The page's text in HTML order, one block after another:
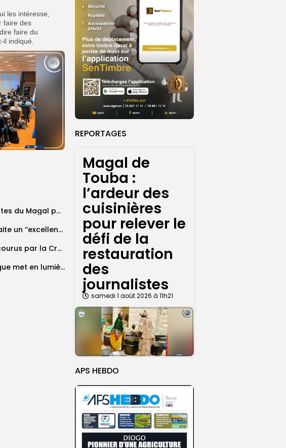
REPORTAGES
Magal de
Touba :
l’ardeur des
cuisinières
pour relever le
défi de la
restauration
des
journalistes
samedi 1 août 2026 à 11h21
APS HEBDO
les intéresse,
faire des
faire du
indiqué.
21 décès recensés sur les routes du Magal par les sapeurs-pompiers
Bassirou Diomaye Faye souhaite un ‘’excellent Magal’’ aux fidèles
Magal 2026 : 566 pèlerins secourus par la Croix-Rouge sénégalaise
Grand Magal 2026 : un colloque met en lumière la portée universelle...